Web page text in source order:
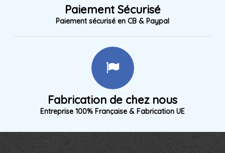
Paiement Sécurisé
Paiement sécurisé en CB & Paypal
Fabrication de chez nous
Entreprise 100% Française & Fabrication UE